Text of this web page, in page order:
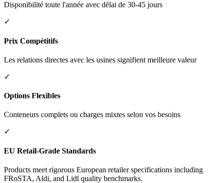
Disponibilité toute l'année avec délai de 30-45 jours
✓
Prix Compétitifs
Les relations directes avec les usines signifient meilleure valeur
✓
Options Flexibles
Conteneurs complets ou charges mixtes selon vos besoins
✓
EU Retail-Grade Standards
Products meet rigorous European retailer specifications including
FRoSTA, Aldi, and Lidl quality benchmarks.